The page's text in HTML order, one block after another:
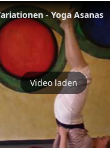
- Yoga Asanas
Video laden